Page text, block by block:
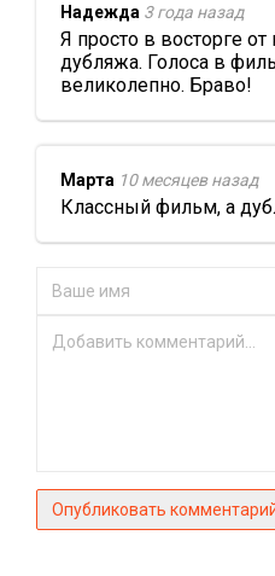
Надежда 3 года назад
Я просто в восторге
дубляжа. Голоса в
великолепно. Браво!
Марта 10 месяцев назад
Классный фильм, а
Опубликовать